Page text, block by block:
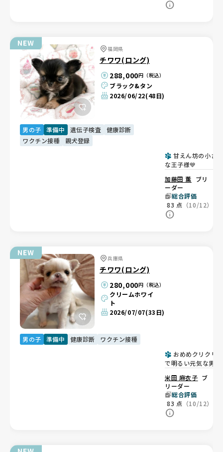
福岡県
チワワ(ロング)
288,000円（税込）
ブラック&タン
2026/06/22(48日)
男の子 準備中 遺伝子検査
健康診断
ワクチン接種
親犬登録
甘えん坊の小さ
な王子様💙
加藤田 薫 ブリ
ーダー
総合評価
83 点 （10/12）
兵庫県
チワワ(ロング)
280,000円（税込）
クリームホワイ
ト
2026/07/07(33日)
男の子 準備中 健康診断
ワクチン接種
おめめクリクリ
で明るい元気な男の
米田 麻衣子 ブ
リーダー
総合評価
83 点 （10/12）